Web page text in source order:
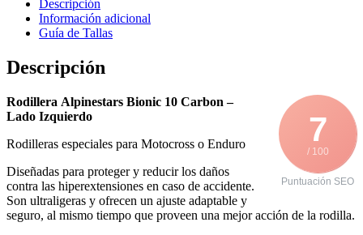
Descripción
Información adicional
Guía de Tallas
Descripción
7
/ 100
Puntuación SEO
Rodillera Alpinestars Bionic 10 Carbon –
Lado Izquierdo
Rodilleras especiales para Motocross o Enduro
Diseñadas para proteger y reducir los daños
contra las hiperextensiones en caso de accidente.
Son ultraligeras y ofrecen un ajuste adaptable y
seguro, al mismo tiempo que proveen una mejor acción de la rodilla.